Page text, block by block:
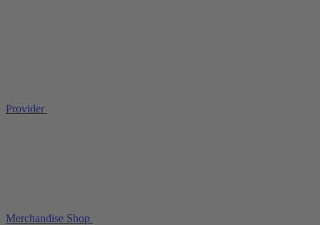
Provider
Merchandise Shop